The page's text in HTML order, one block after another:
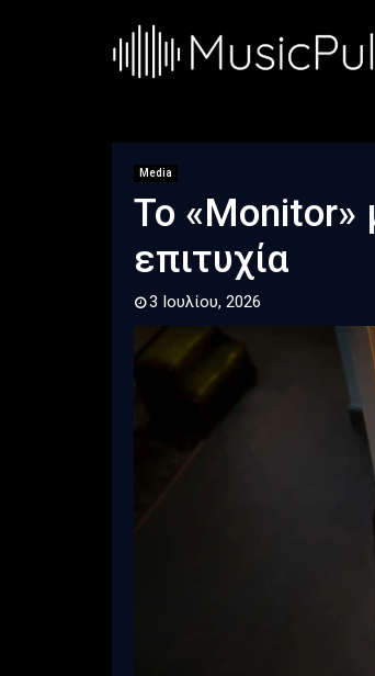
Media
Το «Monitor»
επιτυχία
3 Ιουλίου, 2026